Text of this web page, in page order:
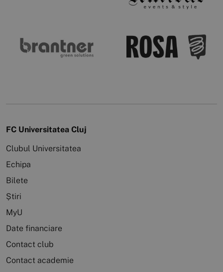
FC Universitatea Cluj
Clubul Universitatea
Echipa
Bilete
Știri
MyU
Date financiare
Contact club
Contact academie